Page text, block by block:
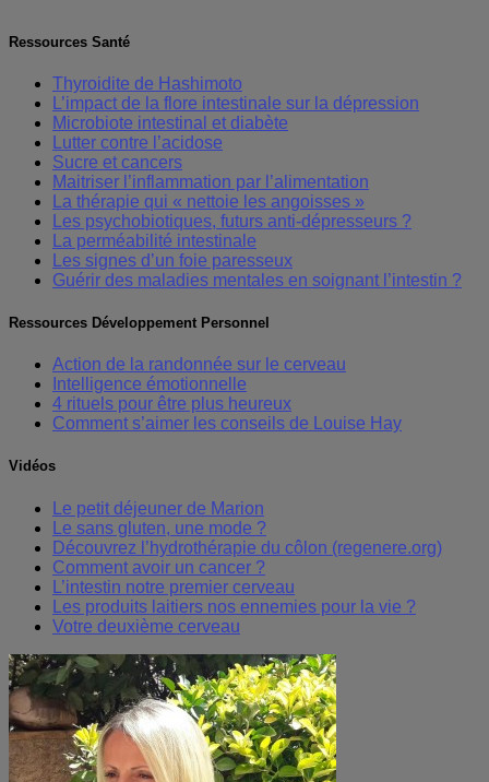
Ressources Santé
Thyroidite de Hashimoto
L’impact de la flore intestinale sur la dépression
Microbiote intestinal et diabète
Lutter contre l’acidose
Sucre et cancers
Maitriser l’inflammation par l’alimentation
La thérapie qui « nettoie les angoisses »
Les psychobiotiques, futurs anti-dépresseurs ?
La perméabilité intestinale
Les signes d’un foie paresseux
Guérir des maladies mentales en soignant l’intestin ?
Ressources Développement Personnel
Action de la randonnée sur le cerveau
Intelligence émotionnelle
4 rituels pour être plus heureux
Comment s’aimer les conseils de Louise Hay
Vidéos
Le petit déjeuner de Marion
Le sans gluten, une mode ?
Découvrez l’hydrothérapie du côlon (regenere.org)
Comment avoir un cancer ?
L’intestin notre premier cerveau
Les produits laitiers nos ennemies pour la vie ?
Votre deuxième cerveau